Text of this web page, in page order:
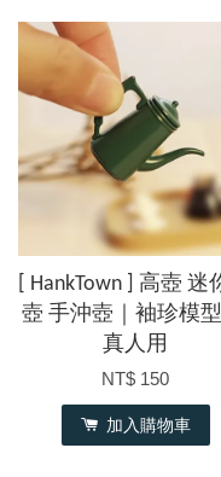
[ HankTown ] 高壺 迷
壺 手沖壺｜袖珍模
真人用
NT$ 150
加入購物車